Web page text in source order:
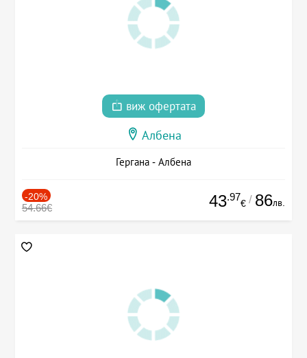
виж офертата
Албена
Гергана - Албена
-20%
54.66€ 43.97
€ / 86лв.